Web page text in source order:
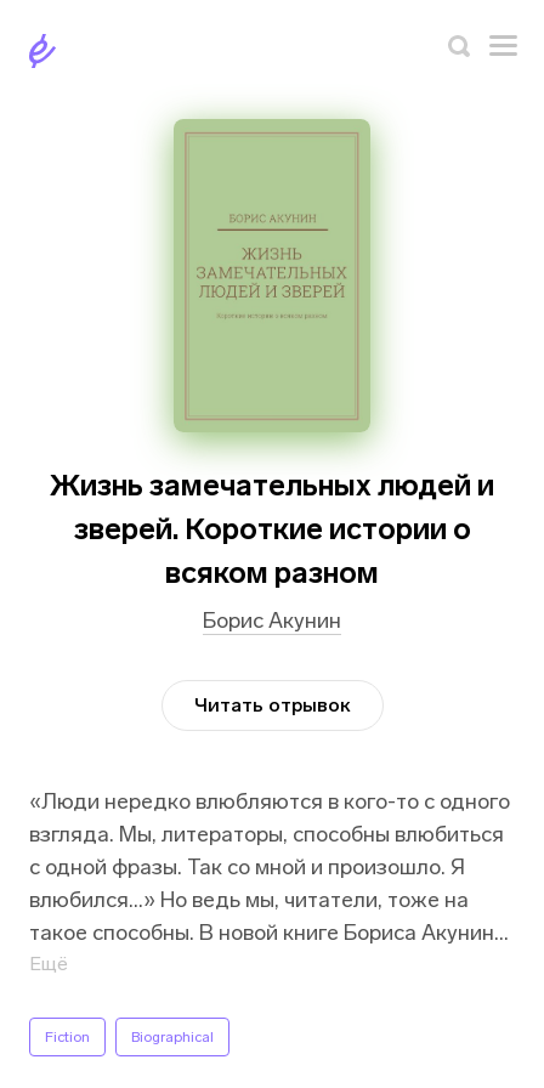
Жизнь замечательных людей и
зверей. Короткие истории о
всяком разном
Борис Акунин
Читать отрывок
«Люди нередко влюбляются в кого-то с одного
взгляда. Мы, литераторы, способны влюбиться
с одной фразы. Так со мной и произошло. Я
влюбился…» Но ведь мы, читатели, тоже на
такое способны. В новой книге Бориса Акунина
собраны исторические миниатюры, которые
может быть даже «выведут из зоны
комфорта». Жизни замечательных (а порой и
Ещё
Fiction Biographical